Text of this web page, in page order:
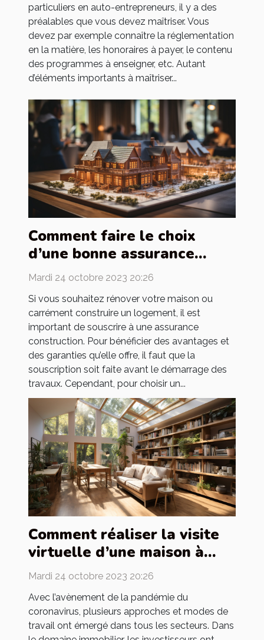
particuliers en auto-entrepreneurs, il y a des
préalables que vous devez maîtriser. Vous
devez par exemple connaître la réglementation
en la matière, les honoraires à payer, le contenu
des programmes à enseigner, etc. Autant
d’éléments importants à maîtriser...
Comment faire le choix
d’une bonne assurance
construction ?
Mardi 24 octobre 2023 20:26
Si vous souhaitez rénover votre maison ou
carrément construire un logement, il est
important de souscrire à une assurance
construction. Pour bénéficier des avantages et
des garanties qu’elle offre, il faut que la
souscription soit faite avant le démarrage des
travaux. Cependant, pour choisir un...
Comment réaliser la visite
virtuelle d’une maison à
louer ?
Mardi 24 octobre 2023 20:26
Avec l’avènement de la pandémie du
coronavirus, plusieurs approches et modes de
travail ont émergé dans tous les secteurs. Dans